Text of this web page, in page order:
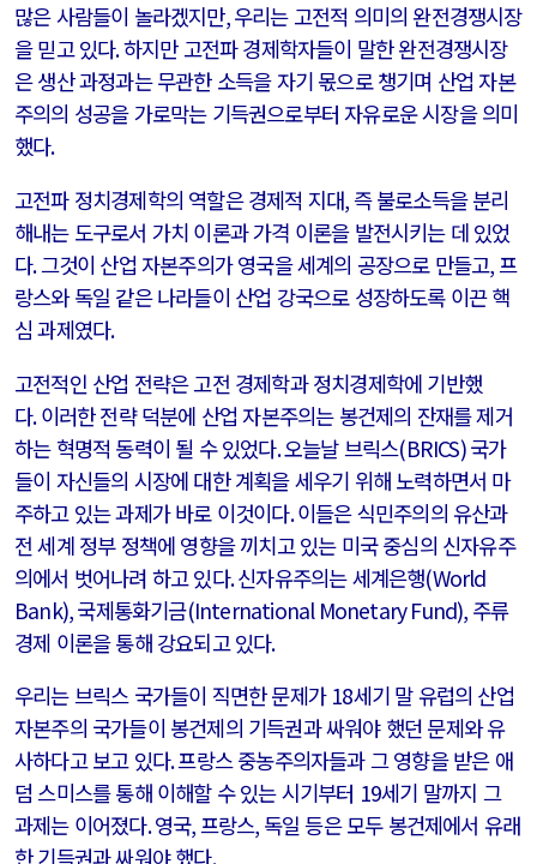
많은 사람들이 놀라겠지만,우리는 고전적 의미의 완전경쟁시장
을 믿고 있다.하지만 고전파 경제학자들이 말한 완전경쟁시장
은 생산 과정과는 무관한 소득을 자기 몫으로 챙기며 산업 자본
주의의 성공을 가로막는 기득권으로부터 자유로운 시장을 의미
했다.
고전파 정치경제학의 역할은 경제적 지대,즉 불로소득을 분리
해내는 도구로서 가치 이론과 가격 이론을 발전시키는 데 있었
다.그것이 산업 자본주의가 영국을 세계의 공장으로 만들고,프
랑스와 독일 같은 나라들이 산업 강국으로 성장하도록 이끈 핵
심 과제였다.
고전적인 산업 전략은 고전 경제학과 정치경제학에 기반했
다.이러한 전략 덕분에 산업 자본주의는 봉건제의 잔재를 제거
하는 혁명적 동력이 될 수 있었다.오늘날 브릭스(BRICS)국가
들이 자신들의 시장에 대한 계획을 세우기 위해 노력하면서 마
주하고 있는 과제가 바로 이것이다.이들은 식민주의의 유산과
전 세계 정부 정책에 영향을 끼치고 있는 미국 중심의 신자유주
의에서 벗어나려 하고 있다.신자유주의는 세계은행(World
Bank),국제통화기금(International Monetary Fund), 주류
경제 이론을 통해 강요되고 있다.
우리는 브릭스 국가들이 직면한 문제가 18세기 말 유럽의 산업
자본주의 국가들이 봉건제의 기득권과 싸워야 했던 문제와 유
사하다고 보고 있다.프랑스 중농주의자들과 그 영향을 받은 애
덤 스미스를 통해 이해할 수 있는 시기부터 19세기 말까지 그
과제는 이어졌다.영국,프랑스, 독일 등은 모두 봉건제에서 유래
한 기득권과 싸워야 했다.